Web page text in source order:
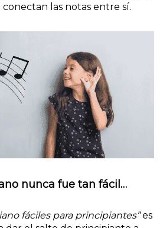
las notas entre sí.
nunca fue tan fácil…
fáciles para principiantes”es